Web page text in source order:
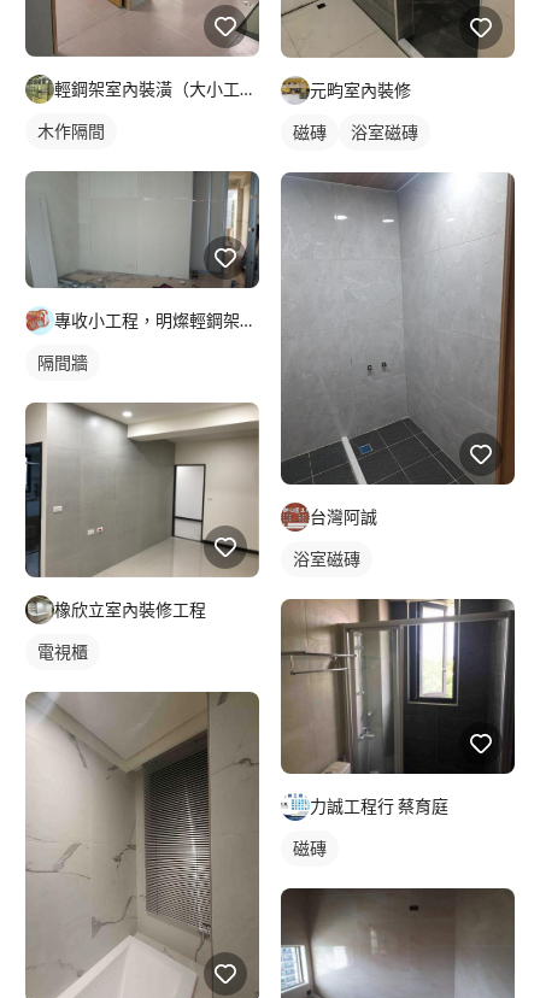
輕鋼架室內裝潢（大小工程通包?）
木作隔間
專收小工程，明燦輕鋼架， 隔間，天花板，維修，開孔，專作小坪
隔間牆
橡欣立室內裝修工程
電視櫃
元畇室內裝修
磁磚 浴室磁磚
台灣阿誠
浴室磁磚
力誠工程行 蔡育庭
磁磚